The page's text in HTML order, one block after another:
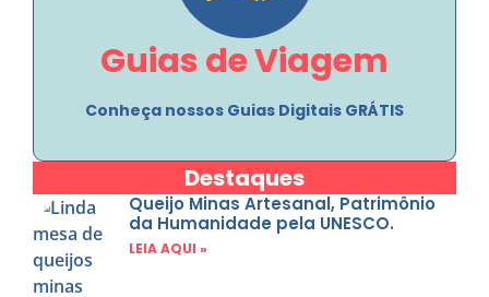
Parcerias vantajosas para você, aproveite!
Explore
Guias de Viagem
Conheça nossos Guias Digitais GRÁTIS
Baixe Grátis
Destaques
Queijo Minas Artesanal, Patrimônio
da Humanidade pela UNESCO.
LEIA AQUI »